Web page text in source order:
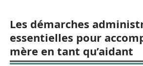
Les démarches
essentielles pour
mère en tant qu’aidant